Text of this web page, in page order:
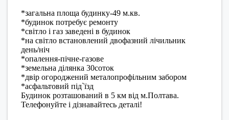
*загальна площа будинку-49 м.кв.
*будинок потребує ремонту
*світло і газ заведені в будинок
*на світло встановлений двофазний лічильник
день/ніч
*опалення-пічне-газове
*земельна ділянка 30соток
*двір огороджений металопрофільним забором
*асфальтовий під`їзд
Будинок розташований в 5 км від м.Полтава.
Телефонуйте і дізнавайтесь деталі!